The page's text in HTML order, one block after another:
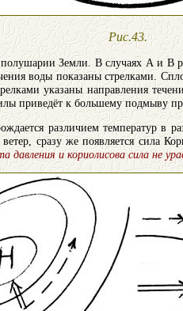
Рис.43.
Земли. В случаях А и В
воды показаны стрелками.
указаны направления
приведёт к большему подмыву
различием температур в
сразу же появляется сила
давления и кориолисова сила не